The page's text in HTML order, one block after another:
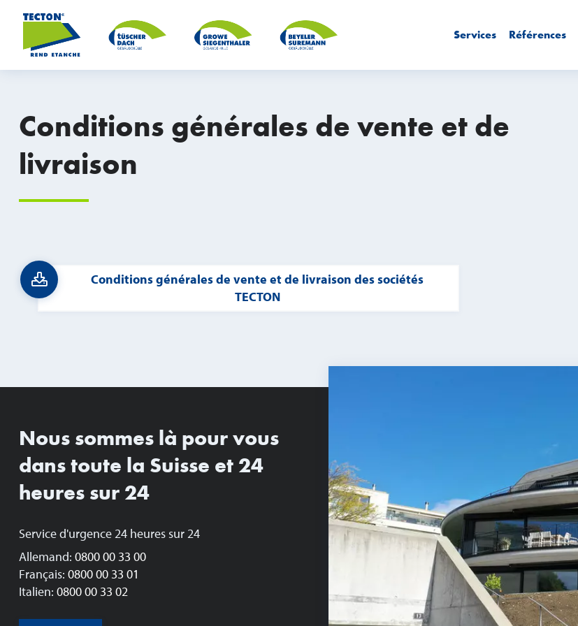
Services Références
Conditions générales de vente et de
livraison
Conditions générales de vente et de livraison des sociétés
TECTON
Nous sommes là pour vous
dans toute la Suisse et 24
heures sur 24
Service d'urgence 24 heures sur 24
Allemand: 0800 00 33 00
Français: 0800 00 33 01
Italien: 0800 00 33 02